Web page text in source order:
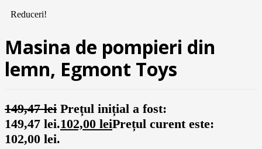
Reduceri!
Masina de pompieri din
lemn, Egmont Toys
149,47lei Prețul inițial a fost:
149,47 lei.102,00 leiPrețul curent este:
102,00 lei.